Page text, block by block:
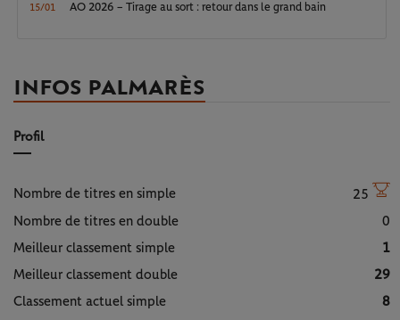
15/01 AO 2026 – Tirage au sort : retour dans le grand bain
INFOS PALMARÈS
Profil
Nombre de titres en simple
25
Nombre de titres en double
0
Meilleur classement simple
1
Meilleur classement double
29
Classement actuel simple
8